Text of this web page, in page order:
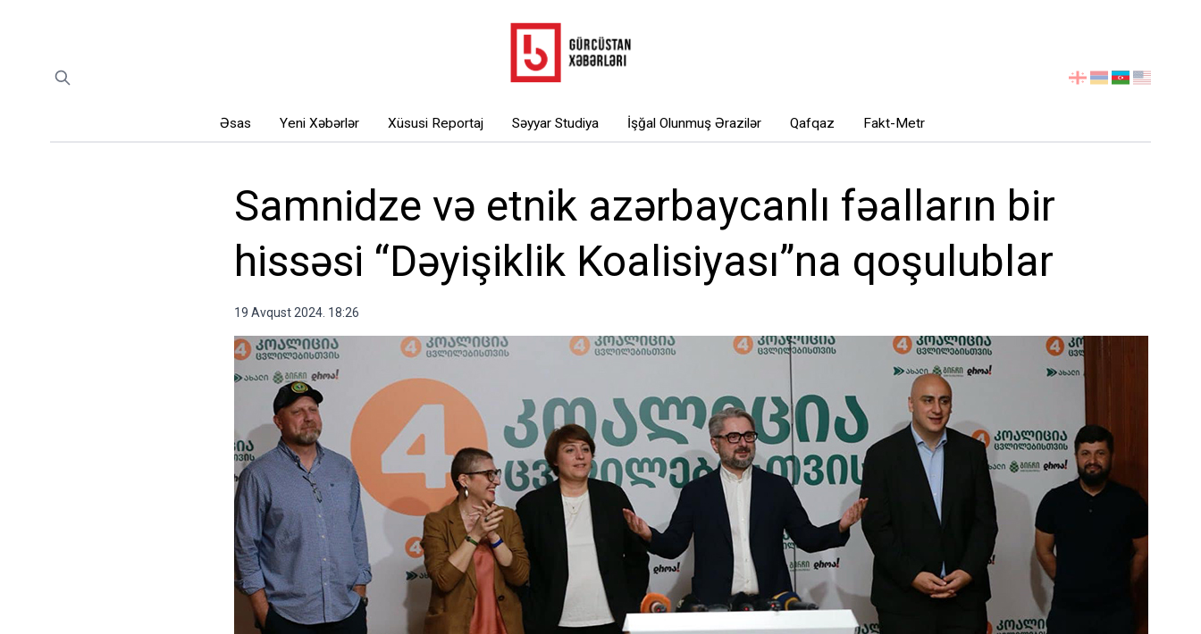
Əsas Yeni Xəbərlər Xüsusi Reportaj Səyyar Studiya İşğal Olunmuş Ərazilər Qafqaz Fakt-Metr
აირჩიეთ
Samnidze və etnik azərbaycanlı fəalların bir
hissəsi “Dəyişiklik Koalisiyası”na qoşulublar
19 Avqust 2024. 18:26